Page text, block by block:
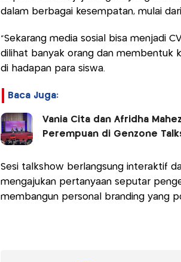
dalam berbagai kesempatan, mulai
“Sekarang media sosial bisa menjadi
dilihat banyak orang dan membentuk
di hadapan para siswa.
Baca Juga:
Vania Cita dan Afridha
Perempuan di Genzone
Sesi talkshow berlangsung interaktif
mengajukan pertanyaan seputar
membangun personal branding yang